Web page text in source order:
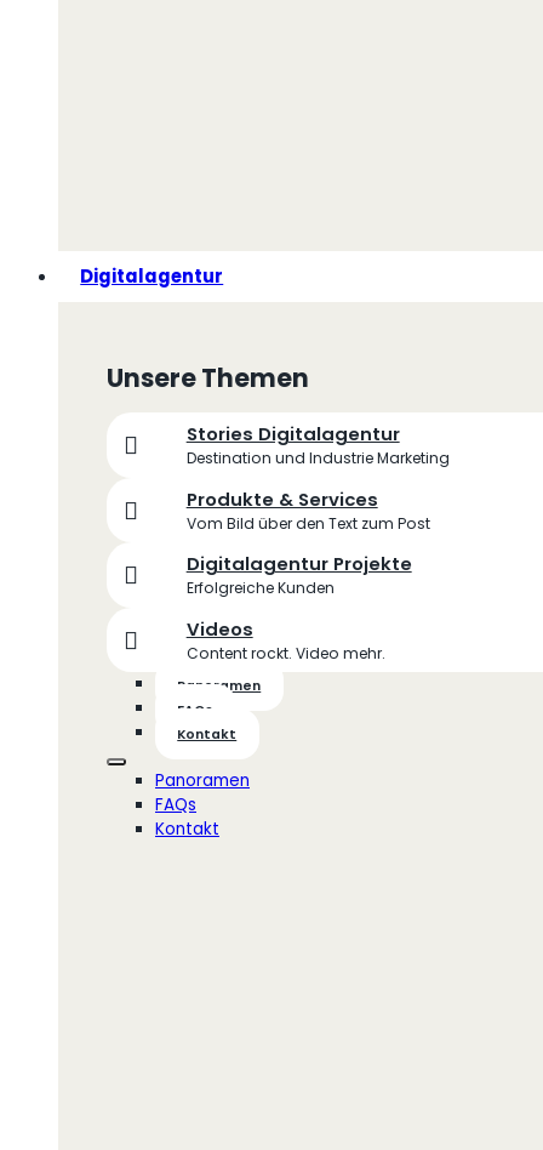
Digitalagentur
Unsere Themen
Stories Digitalagentur
Destination und Industrie Marketing
Produkte & Services
Vom Bild über den Text zum Post
Digitalagentur Projekte
Erfolgreiche Kunden
Videos
Content rockt. Video mehr.
Panoramen
FAQs
Kontakt
Panoramen
FAQs
Kontakt